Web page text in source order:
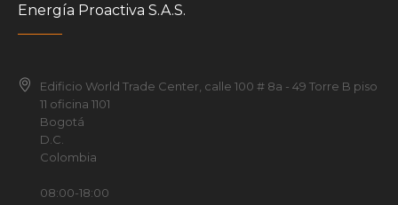
Energía Proactiva S.A.S.
Edificio World Trade Center, calle 100 # 8a - 49 Torre B piso
11 oficina 1101
Bogotá
D.C.
Colombia
08:00-18:00